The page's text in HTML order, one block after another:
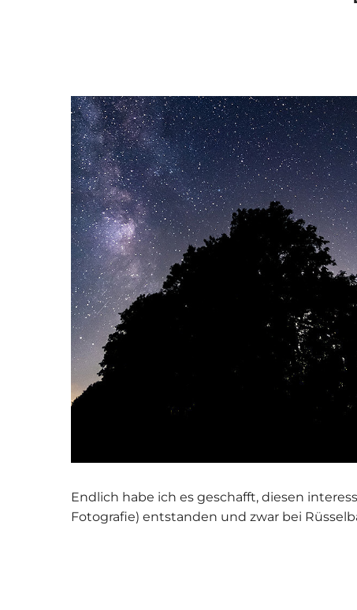
Endlich habe ich es geschafft, diesen
Fotografie) entstanden und zwar bei